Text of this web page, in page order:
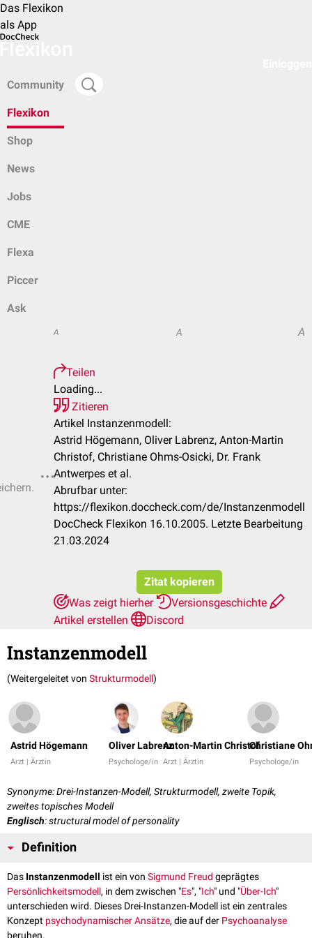
Das Flexikon
als App
Community
Flexikon
Shop
News
Jobs
CME
Flexa
Piccer
Ask
A A A
Teilen
Loading...
Zitieren
Artikel Instanzenmodell:
Astrid Högemann, Oliver Labrenz, Anton-Martin
Christof, Christiane Ohms-Osicki, Dr. Frank
Antwerpes et al.
Abrufbar unter:
https://flexikon.doccheck.com/de/Instanzenmodell
DocCheck Flexikon 16.10.2005. Letzte Bearbeitung
21.03.2024
Zitat kopieren
Was zeigt hierher
Versionsgeschichte
Artikel erstellen
Discord
Instanzenmodell
(Weitergeleitet von Strukturmodell)
Astrid Högemann
Arzt | Ärztin
Oliver Labrenz
Psychologe/in
Anton-Martin Christof
Arzt | Ärztin
Christiane
Psychologe/in
Synonyme: Drei-Instanzen-Modell, Strukturmodell, zweite Topik,
zweites topisches Modell
Englisch: structural model of personality
Definition
Das Instanzenmodell ist ein von Sigmund Freud geprägtes
Persönlichkeitsmodell, in dem zwischen "Es", "Ich" und "Über-Ich"
unterschieden wird. Dieses Drei-Instanzen-Modell ist ein zentrales
Konzept psychodynamischer Ansätze, die auf der Psychoanalyse
beruhen.